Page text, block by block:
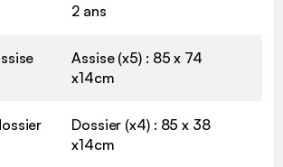
2 ans
Assise (x5) : 85 x 74
x14cm
Dossier (x4) : 85 x 38
x14cm